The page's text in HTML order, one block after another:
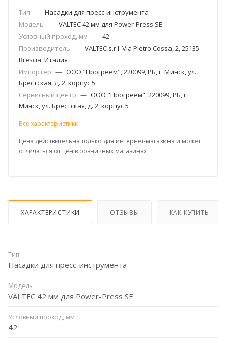
Тип — Насадки для пресс-инструмента
Модель — VALTEC 42 мм для Power-Press SЕ
Условный проход, мм — 42
Производитель — VALTEC s.r.l. Via Pietro Cossa, 2, 25135-
Brescia, Италия
Импортёр — ООО "Прогреем", 220099, РБ, г. Минск, ул.
Брестская, д. 2, корпус 5
Сервисный центр — ООО "Прогреем", 220099, РБ, г.
Минск, ул. Брестская, д. 2, корпус 5
Все характеристики
Цена действительна только для интернет-магазина и может
отличаться от цен в розничных магазинах
ХАРАКТЕРИСТИКИ ОТЗЫВЫ КАК КУПИТЬ
Тип
Насадки для пресс-инструмента
Модель
VALTEC 42 мм для Power-Press SЕ
Условный проход, мм
42